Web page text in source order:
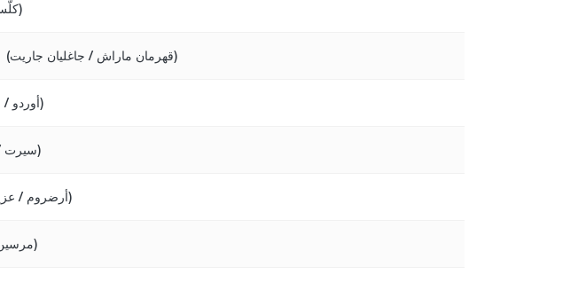
(كلّس)
(قهرمان ماراش / جاغليان جاريت)
(أوردو / شاماش)
(سيرت / المركز)
(أرضروم / عزيزيه)
(مرسين / غول نار)